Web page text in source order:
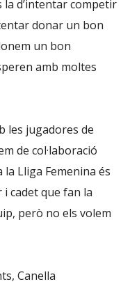
la d’intentar competir
donar un bon
un bon
amb moltes
les jugadores de
de col·laboració
Lliga Femenina és
cadet que fan la
però no els volem
Canella